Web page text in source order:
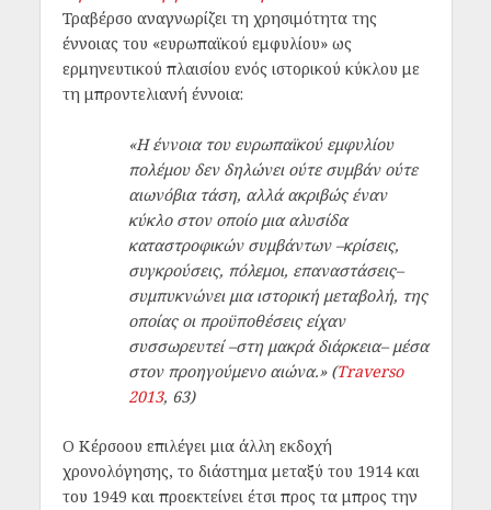
Τραβέρσο αναγνωρίζει τη χρησιμότητα της
έννοιας του «ευρωπαϊκού εμφυλίου» ως
ερμηνευτικού πλαισίου ενός ιστορικού κύκλου με
τη μπροντελιανή έννοια:
«Η έννοια του ευρωπαϊκού εμφυλίου
πολέμου δεν δηλώνει ούτε συμβάν ούτε
αιωνόβια τάση, αλλά ακριβώς έναν
κύκλο στον οποίο μια αλυσίδα
καταστροφικών συμβάντων –κρίσεις,
συγκρούσεις, πόλεμοι, επαναστάσεις–
συμπυκνώνει μια ιστορική μεταβολή, της
οποίας οι προϋποθέσεις είχαν
συσσωρευτεί –στη μακρά διάρκεια– μέσα
στον προηγούμενο αιώνα.» (Traverso
2013, 63)
O Κέρσοου επιλέγει μια άλλη εκδοχή
χρονολόγησης, το διάστημα μεταξύ του 1914 και
του 1949 και προεκτείνει έτσι προς τα μπρος την